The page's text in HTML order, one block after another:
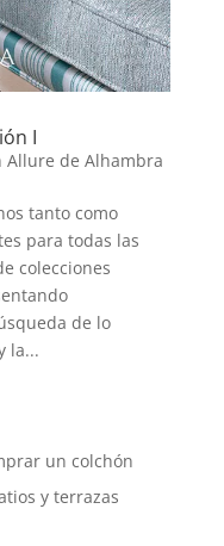
I
Allure de Alhambra
tanto como
para todas las
colecciones
de lo
la...
un colchón
y terrazas